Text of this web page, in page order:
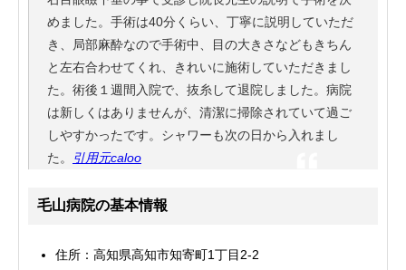
めました。手術は40分くらい、丁寧に説明していただ
き、局部麻酔なので手術中、目の大きさなどもきちん
と左右合わせてくれ、きれいに施術していただきまし
た。術後１週間入院で、抜糸して退院しました。病院
は新しくはありませんが、清潔に掃除されていて過ご
しやすかったです。シャワーも次の日から入れまし
た。
引用元caloo
毛山病院の基本情報
住所：高知県高知市知寄町1丁目2-2